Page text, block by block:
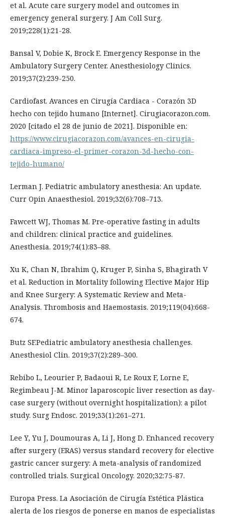
et al. Acute care surgery model and outcomes in
emergency general surgery. J Am Coll Surg.
2019;228(1):21-28.
Bansal V, Dobie K, Brock E. Emergency Response in the
Ambulatory Surgery Center. Anesthesiology Clinics.
2019;37(2):239-250.
Cardiofast. Avances en Cirugía Cardiaca - Corazón 3D
hecho con tejido humano [Internet]. Cirugiacorazon.com.
2020 [citado el 28 de junio de 2021]. Disponible en:
https://www.cirugiacorazon.com/avances-en-cirugia-
cardiaca-impreso-el-primer-corazon-3d-hecho-con-
tejido-humano/
Lerman J. Pediatric ambulatory anesthesia: An update.
Curr Opin Anaesthesiol. 2019;32(6):708–713.
Fawcett WJ, Thomas M. Pre-operative fasting in adults
and children: clinical practice and guidelines.
Anesthesia. 2019;74(1):83–88.
Xu K, Chan N, Ibrahim Q, Kruger P, Sinha S, Bhagirath V
et al. Reduction in Mortality following Elective Major Hip
and Knee Surgery: A Systematic Review and Meta-
Analysis. Thrombosis and Haemostasis. 2019;119(04):668-
674.
Butz SF.Pediatric ambulatory anesthesia challenges.
Anesthesiol Clin. 2019;37(2):289–300.
Rebibo L, Leourier P, Badaoui R, Le Roux F, Lorne E,
Regimbeau J-M. Minor laparoscopic liver resection as day-
case surgery (without overnight hospitalization): a pilot
study. Surg Endosc. 2019;33(1):261–271.
Lee Y, Yu J, Doumouras A, Li J, Hong D. Enhanced recovery
after surgery (ERAS) versus standard recovery for elective
gastric cancer surgery: A meta-analysis of randomized
controlled trials. Surgical Oncology. 2020;32:75-87.
Europa Press. La Asociación de Cirugía Estética Plástica
alerta de los riesgos de ponerse en manos de especialistas